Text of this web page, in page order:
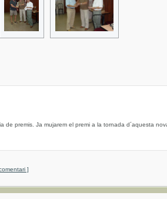
de premis. Ja mujarem el premi a la tornada d´aquesta
]